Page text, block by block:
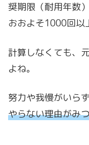
奨期限（耐用年数
おおよそ1000回以
計算しなくても、
よね。
努力や我慢がいらず
やらない理由がみ